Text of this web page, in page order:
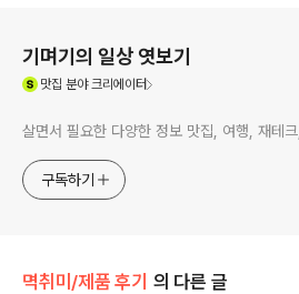
기며기의 일상 엿보기
맛집 분야 크리에이터
살면서 필요한 다양한 정보 맛집,
구독하기
멱취미/제품 후기 의 다른 글